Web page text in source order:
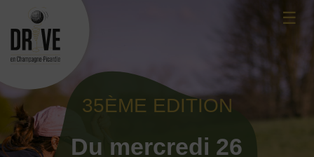
content
☰
35ÈME EDITION
Du mercredi 26